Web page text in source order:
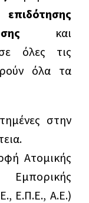
επιδότησης
και
όλες τις
όλα τα
στην
Ατομικής
Ε.Π.Ε., Α.Ε.)